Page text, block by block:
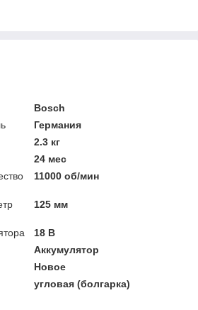
Bosch
Германия
2.3 кг
24 мес
11000 об/мин
125 мм
18 В
Аккумулятор
Новое
угловая (болгарка)